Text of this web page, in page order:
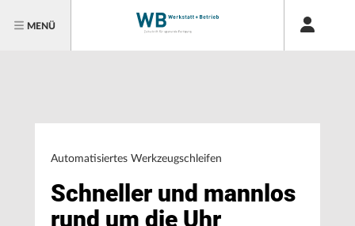
MENÜ
Automatisiertes Werkzeugschleifen
Schneller und mannlos
rund um die Uhr